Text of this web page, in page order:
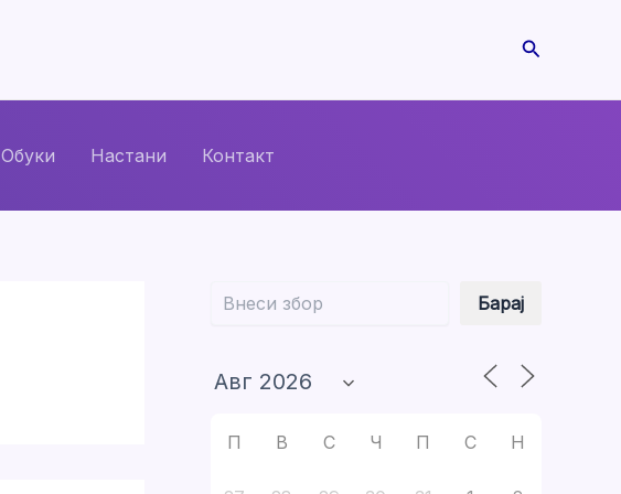
Search
Обуки Настани Контакт
Барај
П В С Ч П С Н